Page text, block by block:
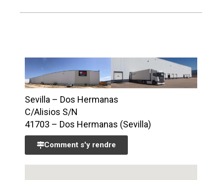
Sevilla – Dos Hermanas
C/Alisios S/N
41703 – Dos Hermanas (Sevilla)
Comment s'y rendre